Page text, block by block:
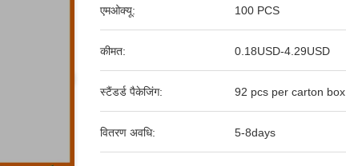
एमओक्यू: 100 PCS
कीमत: 0.18USD-4.29USD
स्टैंडर्ड पैकेजिंग: 92 pcs per carton box
वितरण अवधि: 5-8days